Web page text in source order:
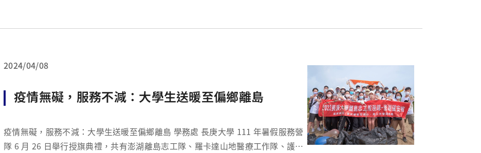
2024/04/08
疫情無礙，服務不減：大學生送暖至偏鄉離島
疫情無礙，服務不減：大學生送暖至偏鄉離島 學務處 長庚大學 111 年暑假服務營
隊 6 月 26 日舉行授旗典禮，共有澎湖離島志工隊、羅卡達山地醫療工作隊、護理